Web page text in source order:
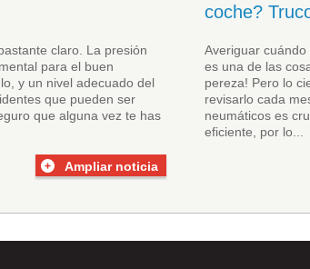
claro. La presión
para el buen
y un nivel adecuado del
que pueden ser
que alguna vez te has
Ampliar noticia
coche?
Averiguar
es una de las
pereza! Pero lo
revisarlo cada
neumáticos es
eficiente, por lo...